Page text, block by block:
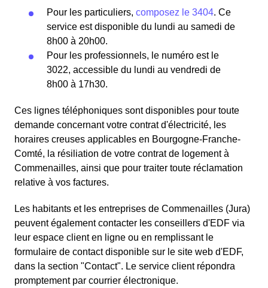
Pour les particuliers, composez le 3404. Ce
service est disponible du lundi au samedi de
8h00 à 20h00.
Pour les professionnels, le numéro est le
3022, accessible du lundi au vendredi de
8h00 à 17h30.
Ces lignes téléphoniques sont disponibles pour toute
demande concernant votre contrat d'électricité, les
horaires creuses applicables en Bourgogne-Franche-
Comté, la résiliation de votre contrat de logement à
Commenailles, ainsi que pour traiter toute réclamation
relative à vos factures.
Les habitants et les entreprises de Commenailles (Jura)
peuvent également contacter les conseillers d'EDF via
leur espace client en ligne ou en remplissant le
formulaire de contact disponible sur le site web d'EDF,
dans la section "Contact". Le service client répondra
promptement par courrier électronique.